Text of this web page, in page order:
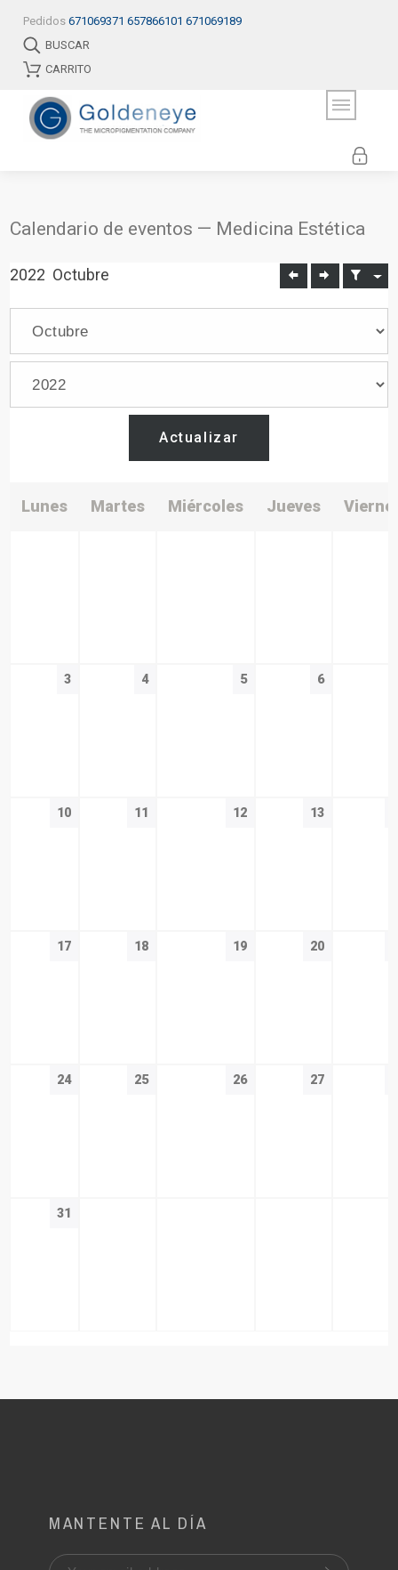
Pedidos 671069371 657866101 671069189
BUSCAR
CARRITO
Calendario de eventos — Medicina Estética
2022 Octubre
Actualizar
Lunes Martes Miércoles Jueves
3 4 5 6
10 11 12 13
17 18 19 20
24 25 26 27
31
MANTENTE AL DÍA